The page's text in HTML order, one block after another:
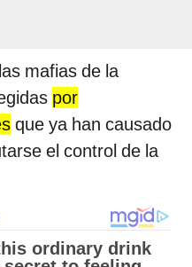
mafias de la
por
que ya han causado
el control de la